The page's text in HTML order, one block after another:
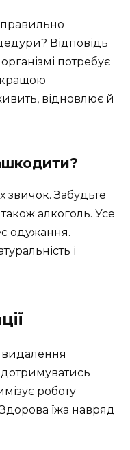
Відповідь
потребує
відновлює й
Забудьте
алкоголь. Усе
одужання.
і
видалення
роботу
їжа навряд